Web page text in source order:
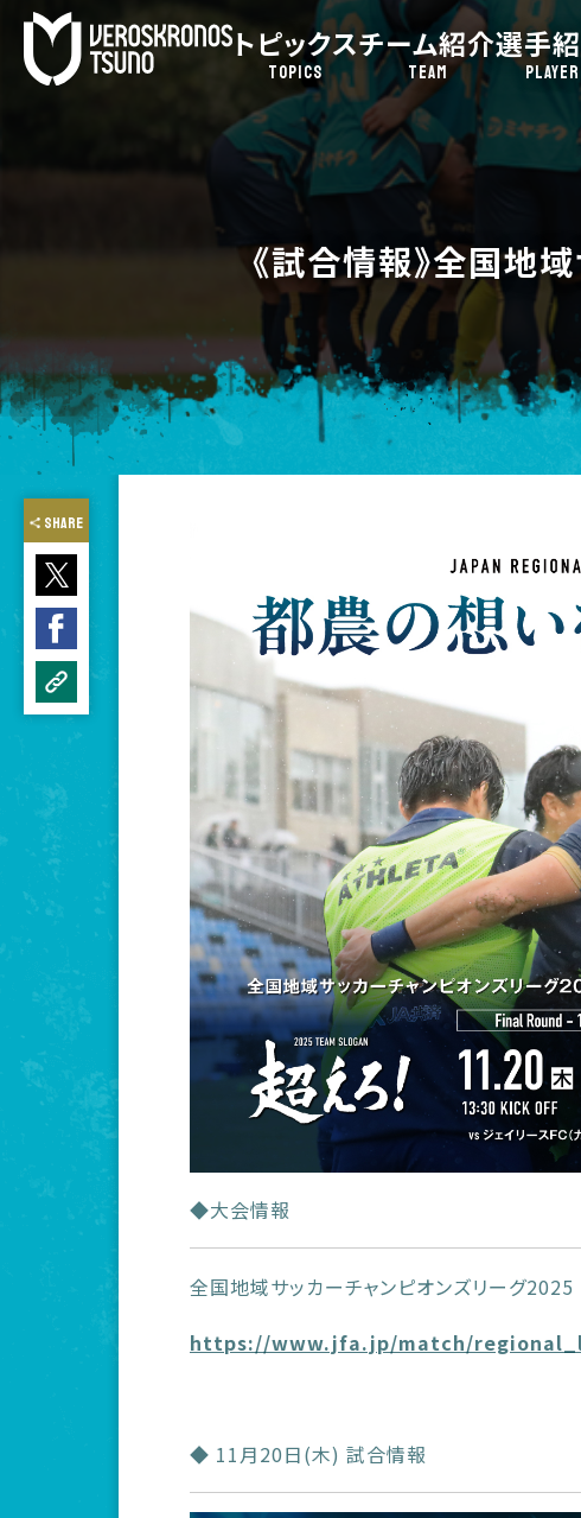
トピックス
TOPICS
チーム紹介
TEAM
選手
PLAYER
《試合情報》全国地
SHARE
◆大会情報
全国地域サッカーチャンピオンズリーグ2025
https://www.jfa.jp/match/
◆ 11月20日(木) 試合情報